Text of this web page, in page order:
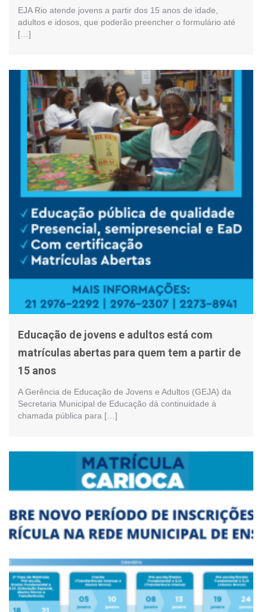
EJA Rio atende jovens a partir dos 15 anos de idade,
adultos e idosos, que poderão preencher o formulário até
[…]
Educação de jovens e adultos está com
matrículas abertas para quem tem a partir de
15 anos
A Gerência de Educação de Jovens e Adultos (GEJA) da
Secretaria Municipal de Educação dá continuidade à
chamada pública para […]